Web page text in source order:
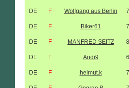
DE F Wolfgang aus Berlin
DE F Biker61
DE F MANFRED SEITZ
DE F Andi9
DE F helmut.k